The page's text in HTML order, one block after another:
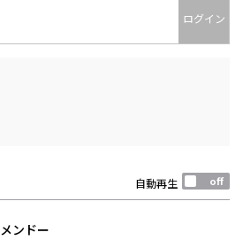
ログイン
自動再生
メンドー